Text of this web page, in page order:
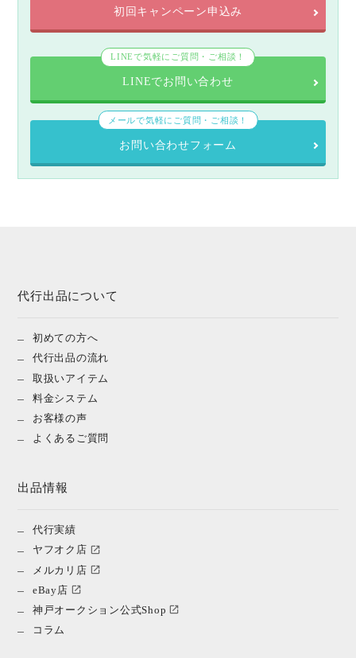
初回キャンペーン申込み
LINEで気軽にご質問・ご相談！
LINEでお問い合わせ
メールで気軽にご質問・ご相談！
お問い合わせフォーム
代行出品について
初めての方へ
代行出品の流れ
取扱いアイテム
料金システム
お客様の声
よくあるご質問
出品情報
代行実績
ヤフオク店
メルカリ店
eBay店
神戸オークション公式Shop
コラム